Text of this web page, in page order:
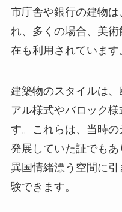
市庁舎や銀行の建物
れ、多くの場合、美
在も利用されています
建築物のスタイルは
アル様式やバロック
す。これらは、当時
発展していた証でもあ
異国情緒漂う空間に
験できます。